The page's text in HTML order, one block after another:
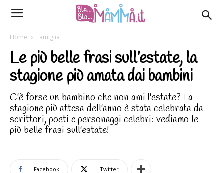
Home Famiglia
Le più belle frasi sull’estate, la
stagione più amata dai bambini
C'è forse un bambino che non ami l'estate? La
stagione più attesa dell'anno è stata celebrata da
scrittori, poeti e personaggi celebri: vediamo le
più belle frasi sull'estate!
Facebook Twitter